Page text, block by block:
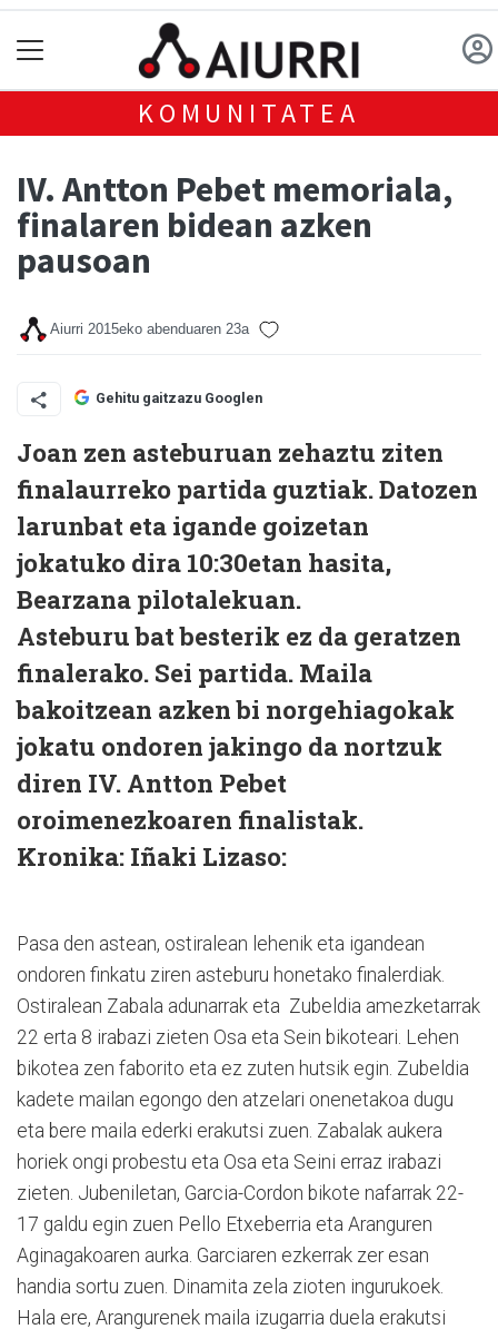
KOMUNITATEA
IV. Antton Pebet memoriala,
finalaren bidean azken
pausoan
Aiurri 2015eko abenduaren 23a
Gehitu gaitzazu Googlen
Joan zen asteburuan zehaztu ziten
finalaurreko partida guztiak. Datozen
larunbat eta igande goizetan
jokatuko dira 10:30etan hasita,
Bearzana pilotalekuan.
Asteburu bat besterik ez da geratzen
finalerako. Sei partida. Maila
bakoitzean azken bi norgehiagokak
jokatu ondoren jakingo da nortzuk
diren IV. Antton Pebet
oroimenezkoaren finalistak.
Kronika: Iñaki Lizaso:
Pasa den astean, ostiralean lehenik eta igandean
ondoren finkatu ziren asteburu honetako finalerdiak.
Ostiralean Zabala adunarrak eta Zubeldia amezketarrak
22 erta 8 irabazi zieten Osa eta Sein bikoteari. Lehen
bikotea zen faborito eta ez zuten hutsik egin. Zubeldia
kadete mailan egongo den atzelari onenetakoa dugu
eta bere maila ederki erakutsi zuen. Zabalak aukera
horiek ongi probestu eta Osa eta Seini erraz irabazi
zieten. Jubeniletan, Garcia-Cordon bikote nafarrak 22-
17 galdu egin zuen Pello Etxeberria eta Aranguren
Aginagakoaren aurka. Garciaren ezkerrak zer esan
handia sortu zuen. Dinamita zela zioten ingurukoek.
Hala ere, Arangurenek maila izugarria duela erakutsi